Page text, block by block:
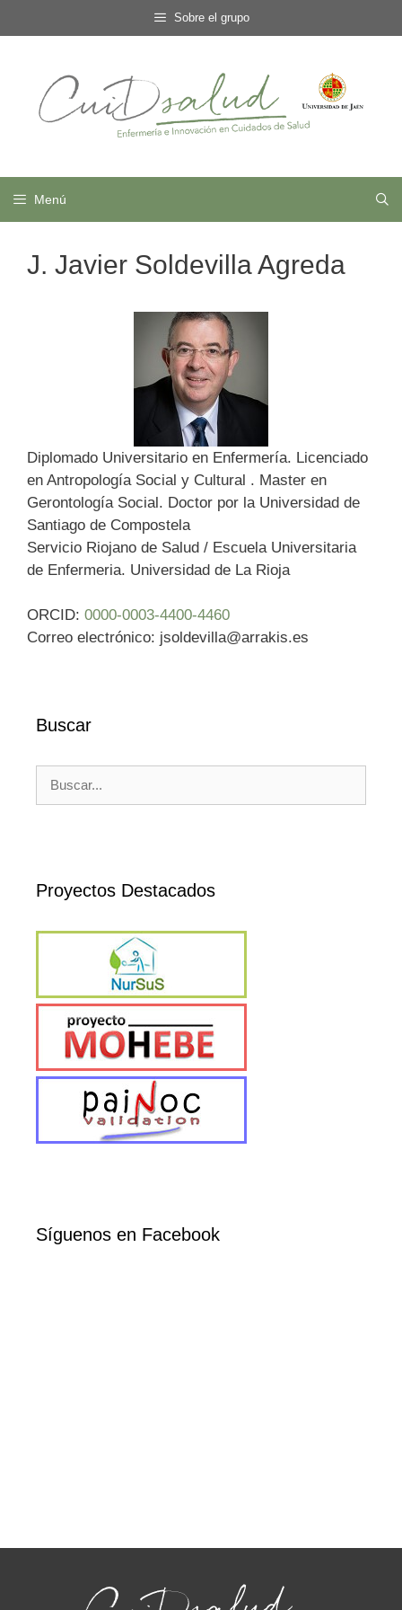
al
Sobre el grupo
Menú
J. Javier Soldevilla Agreda
Diplomado Universitario en Enfermería. Licenciado
en Antropología Social y Cultural . Master en
Gerontología Social. Doctor por la Universidad de
Santiago de Compostela
Servicio Riojano de Salud / Escuela Universitaria
de Enfermeria. Universidad de La Rioja
ORCID: 0000-0003-4400-4460
Correo electrónico: jsoldevilla@arrakis.es
Buscar
Proyectos Destacados
Síguenos en Facebook